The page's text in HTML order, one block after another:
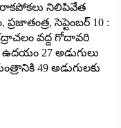
రాకపోకలు నిలిపివేత
ప్రజాతంత్ర, సెప్టెంబర్‌ 10 :
వద్ద గోదావరి
27 అడుగులు
49 అడుగులకు